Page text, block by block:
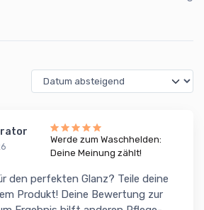
Werde zum Waschhelden:
Deine Meinung zählt!
den perfekten Glanz? Teile deine
Produkt! Deine Bewertung zur